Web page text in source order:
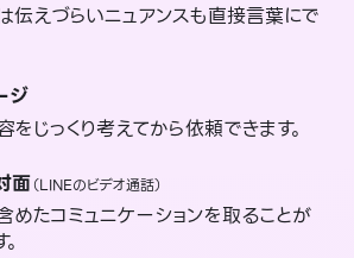
伝えづらいニュアンスも直接言葉にで
ジ
をじっくり考えてから依頼できます。
面（LINEのビデオ通話）
めたコミュニケーションを取ることが